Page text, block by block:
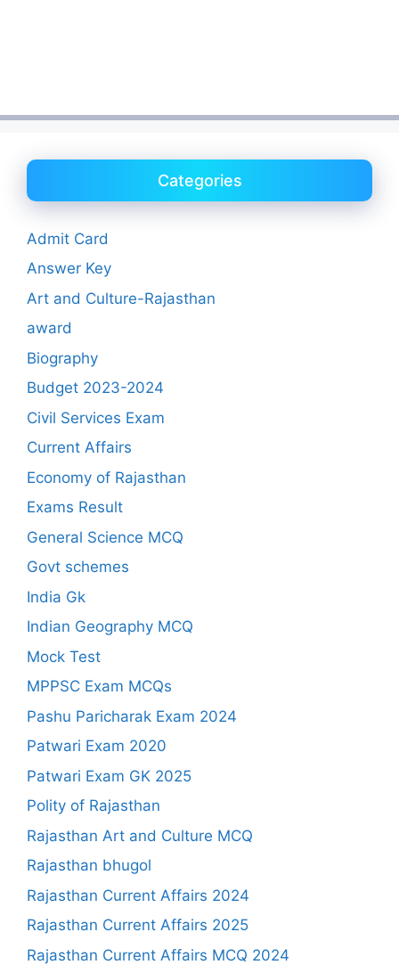
Categories
Admit Card
Answer Key
Art and Culture-Rajasthan
award
Biography
Budget 2023-2024
Civil Services Exam
Current Affairs
Economy of Rajasthan
Exams Result
General Science MCQ
Govt schemes
India Gk
Indian Geography MCQ
Mock Test
MPPSC Exam MCQs
Pashu Paricharak Exam 2024
Patwari Exam 2020
Patwari Exam GK 2025
Polity of Rajasthan
Rajasthan Art and Culture MCQ
Rajasthan bhugol
Rajasthan Current Affairs 2024
Rajasthan Current Affairs 2025
Rajasthan Current Affairs MCQ 2024